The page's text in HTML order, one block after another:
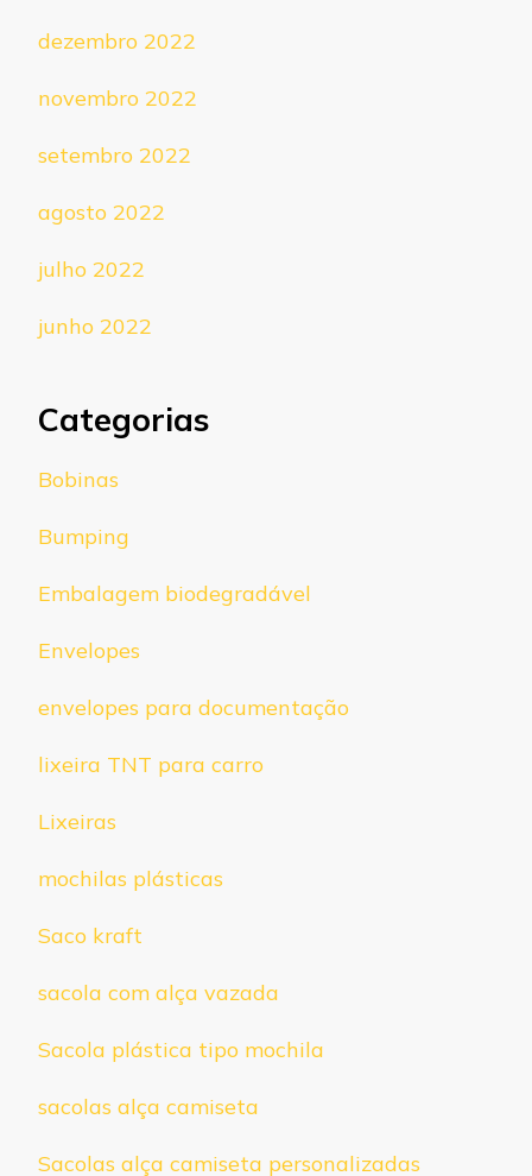
dezembro 2022
novembro 2022
setembro 2022
agosto 2022
julho 2022
junho 2022
Categorias
Bobinas
Bumping
Embalagem biodegradável
Envelopes
envelopes para documentação
lixeira TNT para carro
Lixeiras
mochilas plásticas
Saco kraft
sacola com alça vazada
Sacola plástica tipo mochila
sacolas alça camiseta
Sacolas alça camiseta personalizadas